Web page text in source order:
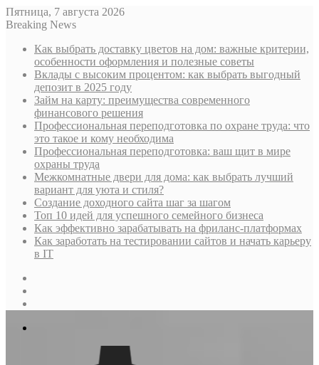
Пятница, 7 августа 2026
Breaking News
Как выбрать доставку цветов на дом: важные критерии,
особенности оформления и полезные советы
Вклады с высоким процентом: как выбрать выгодный
депозит в 2025 году
Займ на карту: преимущества современного
финансового решения
Профессиональная переподготовка по охране труда: что
это такое и кому необходима
Профессиональная переподготовка: ваш щит в мире
охраны труда
Межкомнатные двери для дома: как выбрать лучший
вариант для уюта и стиля?
Создание доходного сайта шаг за шагом
Топ 10 идей для успешного семейного бизнеса
Как эффективно зарабатывать на фриланс-платформах
Как заработать на тестировании сайтов и начать карьеру
в IT